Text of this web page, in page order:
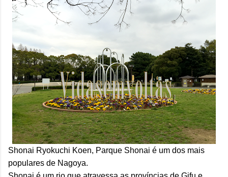
Shonai Ryokuchi Koen, Parque Shonai é um dos mais
populares de Nagoya.